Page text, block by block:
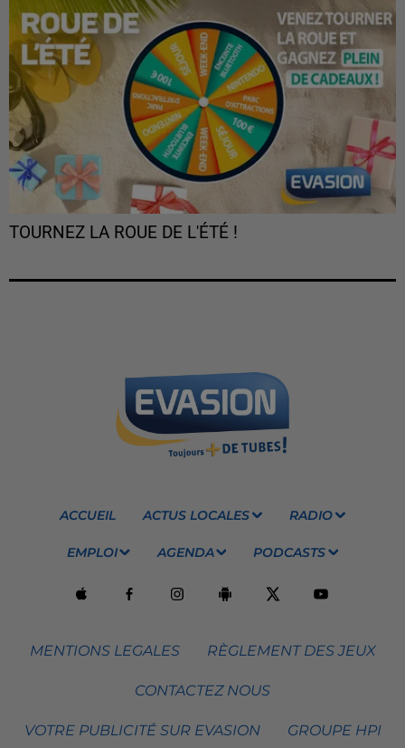
TOURNEZ LA ROUE DE L'ÉTÉ !
ACCUEIL ACTUS LOCALES RADIO
EMPLOI AGENDA PODCASTS
MENTIONS LEGALES RÈGLEMENT DES JEUX
CONTACTEZ NOUS
VOTRE PUBLICITÉ SUR EVASION GROUPE HPI